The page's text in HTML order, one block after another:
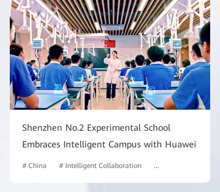
Shenzhen No.2 Experimental School
Embraces Intelligent Campus with Huawei
# China # Intelligent Collaboration # Education